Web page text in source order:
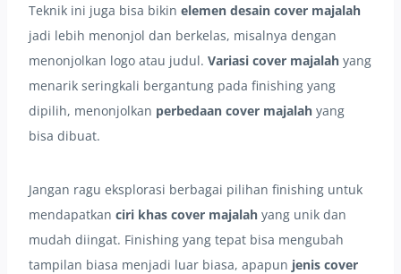
Teknik ini juga bisa bikin elemen desain cover majalah
jadi lebih menonjol dan berkelas, misalnya dengan
menonjolkan logo atau judul. Variasi cover majalah yang
menarik seringkali bergantung pada finishing yang
dipilih, menonjolkan perbedaan cover majalah yang
bisa dibuat.
Jangan ragu eksplorasi berbagai pilihan finishing untuk
mendapatkan ciri khas cover majalah yang unik dan
mudah diingat. Finishing yang tepat bisa mengubah
tampilan biasa menjadi luar biasa, apapun jenis cover